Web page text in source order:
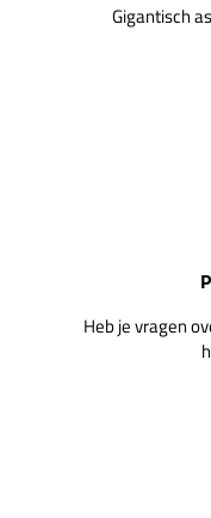
Gigantisch
Heb je vragen